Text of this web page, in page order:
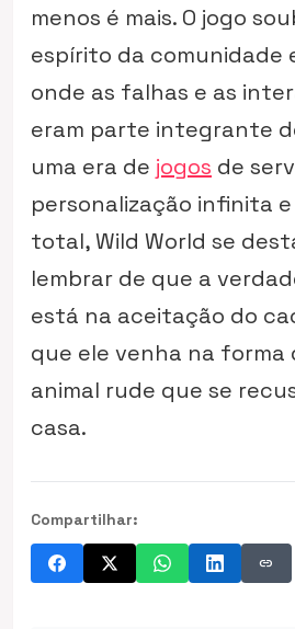
menos é mais. O jogo
espírito da comunidade
onde as falhas e as
eram parte integrante
uma era de jogos de
personalização infinita
total,Wild World se
lembrar de que a
está na aceitação do
que ele venha na forma
animal rude que se
casa.
Compartilhar:
link